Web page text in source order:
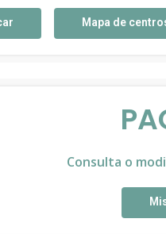
Mapa de
Consulta o